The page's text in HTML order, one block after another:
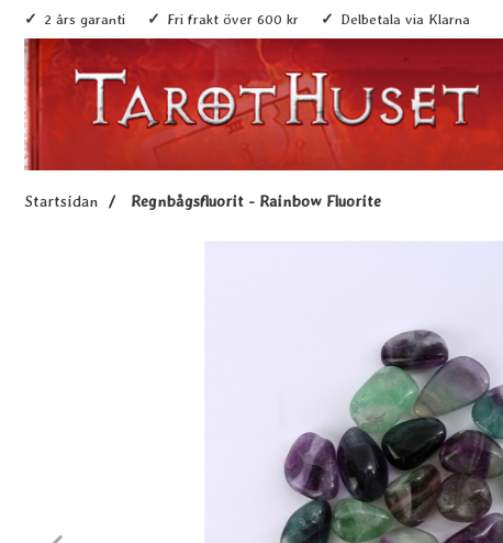
2 års garanti Fri frakt över 600 kr Delbetala via Klarna
Startsidan Regnbågsfluorit - Rainbow Fluorite